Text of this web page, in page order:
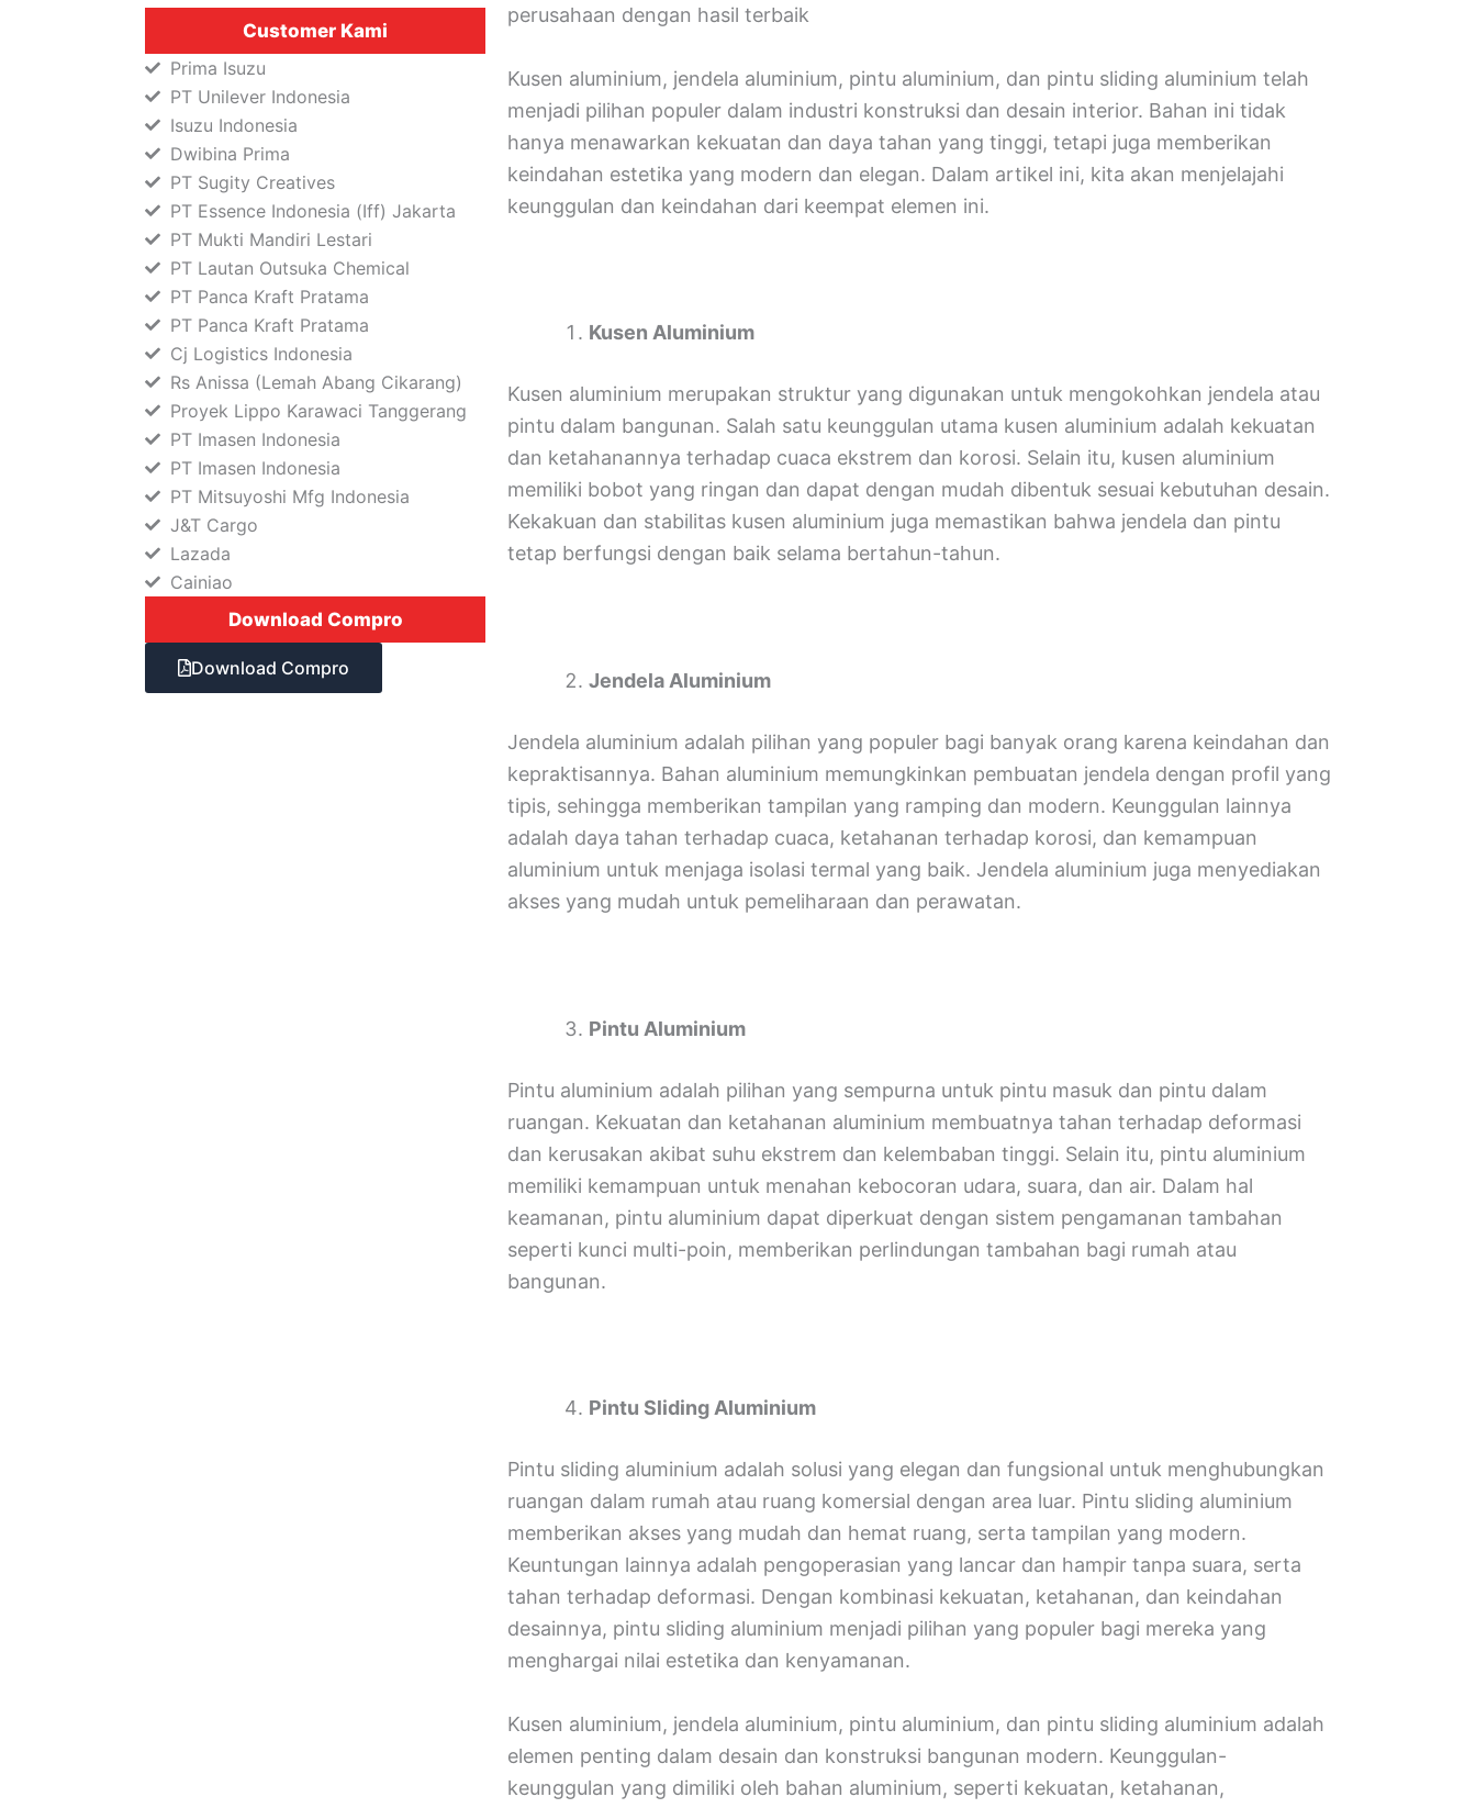
Customer Kami
Prima Isuzu
PT Unilever Indonesia
Isuzu Indonesia
Dwibina Prima
PT Sugity Creatives
PT Essence Indonesia (Iff) Jakarta
PT Mukti Mandiri Lestari
PT Lautan Outsuka Chemical
PT Panca Kraft Pratama
PT Panca Kraft Pratama
Cj Logistics Indonesia
Rs Anissa (Lemah Abang Cikarang)
Proyek Lippo Karawaci Tanggerang
PT Imasen Indonesia
PT Imasen Indonesia
PT Mitsuyoshi Mfg Indonesia
J&T Cargo
Lazada
Cainiao
Download Compro
Download Compro
perusahaan dengan hasil terbaik
Kusen aluminium, jendela aluminium, pintu aluminium, dan pintu sliding aluminium telah
menjadi pilihan populer dalam industri konstruksi dan desain interior. Bahan ini tidak
hanya menawarkan kekuatan dan daya tahan yang tinggi, tetapi juga memberikan
keindahan estetika yang modern dan elegan. Dalam artikel ini, kita akan menjelajahi
keunggulan dan keindahan dari keempat elemen ini.
Kusen Aluminium
Kusen aluminium merupakan struktur yang digunakan untuk mengokohkan jendela atau
pintu dalam bangunan. Salah satu keunggulan utama kusen aluminium adalah kekuatan
dan ketahanannya terhadap cuaca ekstrem dan korosi. Selain itu, kusen aluminium
memiliki bobot yang ringan dan dapat dengan mudah dibentuk sesuai kebutuhan desain.
Kekakuan dan stabilitas kusen aluminium juga memastikan bahwa jendela dan pintu
tetap berfungsi dengan baik selama bertahun-tahun.
Jendela Aluminium
Jendela aluminium adalah pilihan yang populer bagi banyak orang karena keindahan dan
kepraktisannya. Bahan aluminium memungkinkan pembuatan jendela dengan profil yang
tipis, sehingga memberikan tampilan yang ramping dan modern. Keunggulan lainnya
adalah daya tahan terhadap cuaca, ketahanan terhadap korosi, dan kemampuan
aluminium untuk menjaga isolasi termal yang baik. Jendela aluminium juga menyediakan
akses yang mudah untuk pemeliharaan dan perawatan.
Pintu Aluminium
Pintu aluminium adalah pilihan yang sempurna untuk pintu masuk dan pintu dalam
ruangan. Kekuatan dan ketahanan aluminium membuatnya tahan terhadap deformasi
dan kerusakan akibat suhu ekstrem dan kelembaban tinggi. Selain itu, pintu aluminium
memiliki kemampuan untuk menahan kebocoran udara, suara, dan air. Dalam hal
keamanan, pintu aluminium dapat diperkuat dengan sistem pengamanan tambahan
seperti kunci multi-poin, memberikan perlindungan tambahan bagi rumah atau
bangunan.
Pintu Sliding Aluminium
Pintu sliding aluminium adalah solusi yang elegan dan fungsional untuk menghubungkan
ruangan dalam rumah atau ruang komersial dengan area luar. Pintu sliding aluminium
memberikan akses yang mudah dan hemat ruang, serta tampilan yang modern.
Keuntungan lainnya adalah pengoperasian yang lancar dan hampir tanpa suara, serta
tahan terhadap deformasi. Dengan kombinasi kekuatan, ketahanan, dan keindahan
desainnya, pintu sliding aluminium menjadi pilihan yang populer bagi mereka yang
menghargai nilai estetika dan kenyamanan.
Kusen aluminium, jendela aluminium, pintu aluminium, dan pintu sliding aluminium adalah
elemen penting dalam desain dan konstruksi bangunan modern. Keunggulan-
keunggulan yang dimiliki oleh bahan aluminium, seperti kekuatan, ketahanan,